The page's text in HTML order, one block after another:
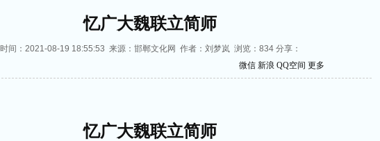
忆广大魏联立简师
时间：2021-08-19 18:55:53 来源：邯郸文化网 作者：刘梦岚 浏览： 834 分享：
微信 新浪 QQ空间 更多
忆广大魏联立简师